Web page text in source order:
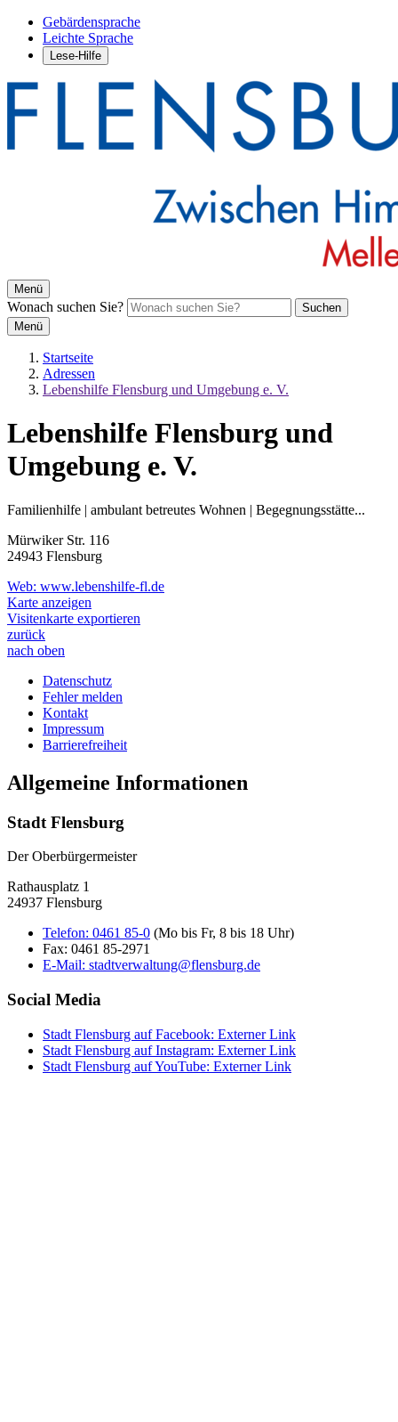
Gebärdensprache
Leichte Sprache
Lese-Hilfe
Menü
Wonach suchen Sie?
Suchen
Menü
Startseite
Adressen
Lebenshilfe Flensburg und Umgebung e. V.
Lebenshilfe Flensburg und
Umgebung e. V.
Familienhilfe | ambulant betreutes Wohnen | Begegnungsstätte...
Mürwiker Str. 116
24943 Flensburg
Web: www.lebenshilfe-fl.de
Karte anzeigen
Visitenkarte exportieren
zurück
nach oben
Datenschutz
Fehler melden
Kontakt
Impressum
Barrierefreiheit
Allgemeine Informationen
Stadt Flensburg
Der Oberbürgermeister
Rathausplatz 1
24937 Flensburg
Telefon: 0461 85-0 (Mo bis Fr, 8 bis 18 Uhr)
Fax: 0461 85-2971
E-Mail: stadtverwaltung@flensburg.de
Social Media
Stadt Flensburg auf Facebook: Externer Link
Stadt Flensburg auf Instagram: Externer Link
Stadt Flensburg auf YouTube: Externer Link